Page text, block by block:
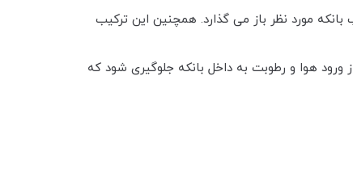
مورد نظر باز می گذارد. همچنین این ترکیب
هوا و رطوبت به داخل بانکه جلوگیری شود که